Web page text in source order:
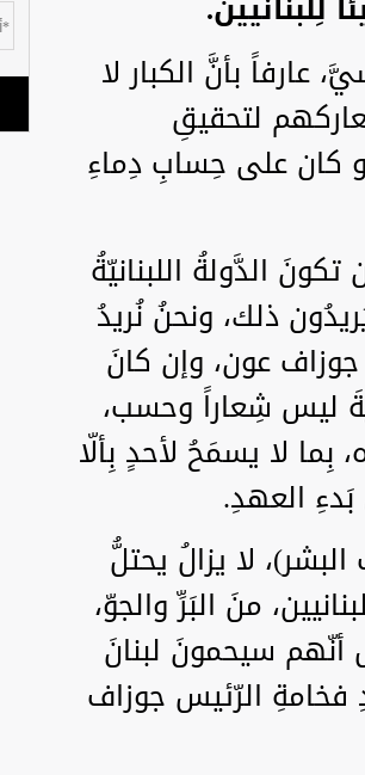
عارفاً بأنَّ الكبار لا
لتحقيقِ
كان على حِسابِ دِماءِ
الدَّولةُ اللبنانيّةُ
ذلك، ونحنُ نُريدُ
عون، وإن كانَ
ليس شِعاراً وحسب،
لا يسمَحُ لأحدٍ بِألّا
العهدِ.
لا يزالُ يحتلُّ
منَ البَرِّ والجوّ،
أنّهم سيحمونَ لبنانَ
فخامةِ الرّئيس جوزاف